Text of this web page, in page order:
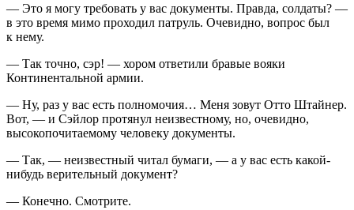
— Это я могу требовать у вас документы. Правда, солдаты? —
в это время мимо проходил патруль. Очевидно, вопрос был
к нему.
— Так точно, сэр! — хором ответили бравые вояки
Континентальной армии.
— Ну, раз у вас есть полномочия… Меня зовут Отто Штайнер.
Вот, — и Сэйлор протянул неизвестному, но, очевидно,
высокопочитаемому человеку документы.
— Так, — неизвестный читал бумаги, — а у вас есть какой-
нибудь верительный документ?
— Конечно. Смотрите.